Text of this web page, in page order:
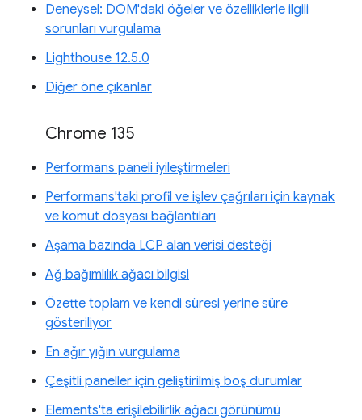
Deneysel: DOM'daki öğeler ve özelliklerle ilgili
sorunları vurgulama
Lighthouse 12.5.0
Diğer öne çıkanlar
Chrome 135
Performans paneli iyileştirmeleri
Performans'taki profil ve işlev çağrıları için kaynak
ve komut dosyası bağlantıları
Aşama bazında LCP alan verisi desteği
Ağ bağımlılık ağacı bilgisi
Özette toplam ve kendi süresi yerine süre
gösteriliyor
En ağır yığın vurgulama
Çeşitli paneller için geliştirilmiş boş durumlar
Elements'ta erişilebilirlik ağacı görünümü